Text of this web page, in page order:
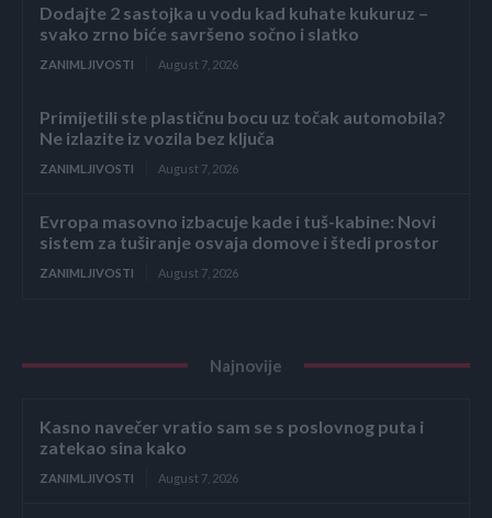
Dodajte 2 sastojka u vodu kad kuhate kukuruz –
svako zrno biće savršeno sočno i slatko
ZANIMLJIVOSTI August 7, 2026
Primijetili ste plastičnu bocu uz točak automobila?
Ne izlazite iz vozila bez ključa
ZANIMLJIVOSTI August 7, 2026
Evropa masovno izbacuje kade i tuš-kabine: Novi
sistem za tuširanje osvaja domove i štedi prostor
ZANIMLJIVOSTI August 7, 2026
Najnovije
Kasno navečer vratio sam se s poslovnog puta i
zatekao sina kako
ZANIMLJIVOSTI August 7, 2026